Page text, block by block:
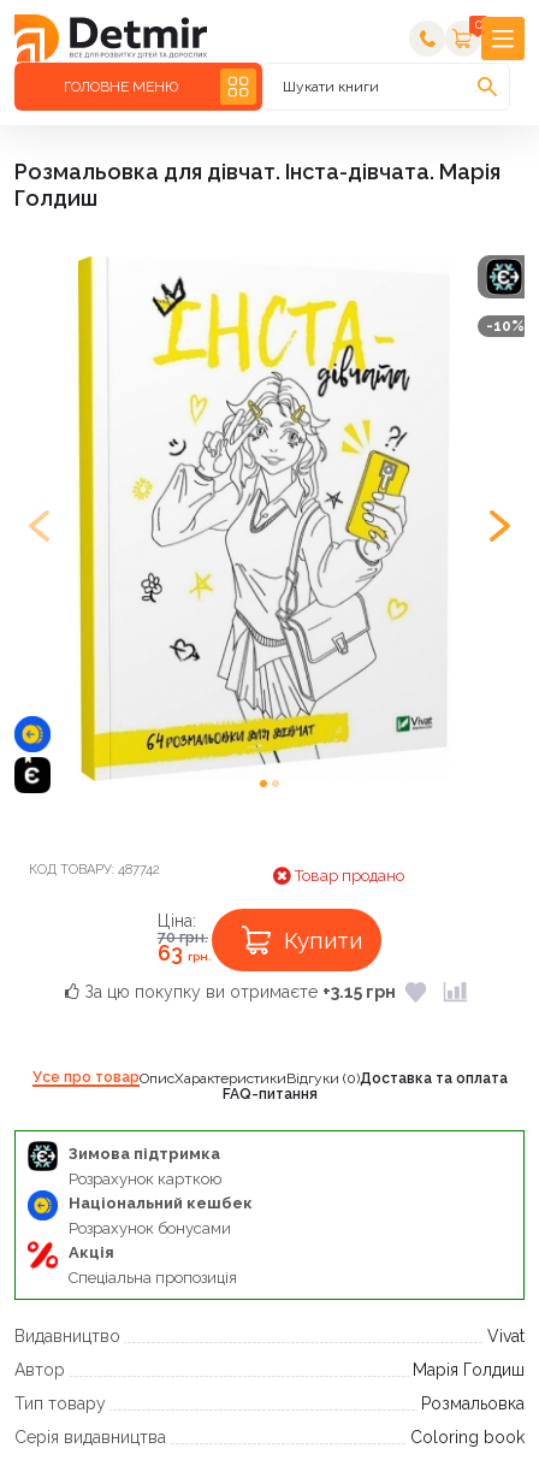
0
ГОЛОВНЕ МЕНЮ Шукати книги
Розмальовка для дівчат. Інста-дівчата. Марія
Голдиш
-10%
КОД ТОВАРУ: 487742 Товар продано
Ціна:
70грн.
63грн.
Купити
За цю покупку ви отримаєте +3.15 грн
Усе про товарОписХарактеристикиВідгуки (0)Доставка та оплата
FAQ-питання
Зимова підтримка
Розрахунок карткою
Національний кешбек
Розрахунок бонусами
Акція
Спеціальна пропозиція
Видавництво
Vivat
Автор
Марія Голдиш
Тип товару
Розмальовка
Серія видавництва
Coloring book